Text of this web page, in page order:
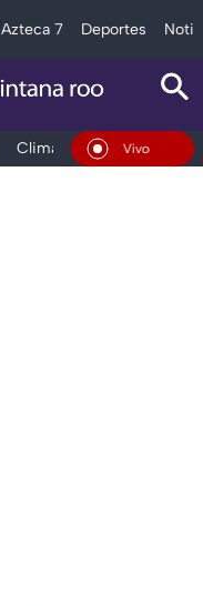
Azteca 7 Deportes
Clima Tráfico
En Vivo